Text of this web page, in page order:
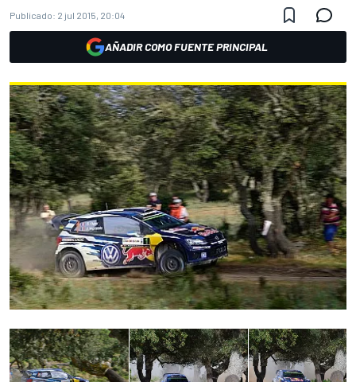
Publicado: 2 jul 2015, 20:04
AÑADIR COMO FUENTE PRINCIPAL